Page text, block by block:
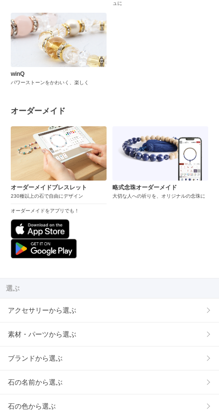
ュに
winQ
パワーストーンをかわいく、楽しく
オーダーメイド
オーダーメイドブレスレット
230種以上の石で自由にデザイン
オーダーメイドをアプリでも！
略式念珠オーダーメイド
大切な人への祈りを、オリジナルの念珠に
選ぶ
アクセサリーから選ぶ
素材・パーツから選ぶ
ブランドから選ぶ
石の名前から選ぶ
石の色から選ぶ